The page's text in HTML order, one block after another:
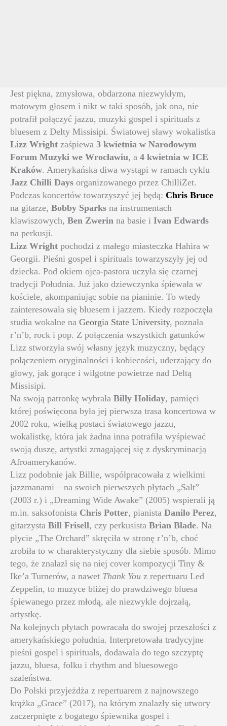
Jest piękna, zmysłowa, obdarzona niezwykłym,
matowym głosem i nikt w taki sposób, jak ona, nie
potrafił połączyć jazzu, muzyki gospel i spirituals z
bluesem z Delty Missisipi. Światowej sławy wokalistka
Lizz Wright zaśpiewa 3 kwietnia w Narodowym
Forum Muzyki we Wrocławiu, a 4 kwietnia w ICE
Kraków. Amerykańska diwa wystąpi w ramach cyklu
Jazz Chilli Days organizowanego przez ChilliZet.
Podczas koncertów towarzyszyć jej będą: Chris Bruce
na gitarze, Bobby Sparks na instrumentach
klawiszowych, Ben Zwerin na basie i Ivan Edwards
na perkusji.
Lizz Wright pochodzi z małego miasteczka Hahira w
Georgii. Pieśni gospel i spirituals towarzyszyły jej od
dziecka. Pod okiem ojca-pastora uczyła się czarnej
tradycji Południa. Już jako dziewczynka śpiewała w
kościele, akompaniując sobie na pianinie. To wtedy
zainteresowała się bluesem i jazzem. Kiedy rozpoczęła
studia wokalne na Georgia State University, poznała
r’n’b, rock i pop. Z połączenia wszystkich gatunków
Lizz stworzyła swój własny język muzyczny, będący
połączeniem oryginalności i kobiecości, uderzający do
głowy, jak gorące i wilgotne powietrze nad Deltą
Missisipi.
Na swoją patronkę wybrała Billy Holiday, pamięci
której poświęcona była jej pierwsza trasa koncertowa w
2002 roku, wielką postaci światowego jazzu,
wokalistkę, która jak żadna inna potrafiła wyśpiewać
swoją duszę, artystki zmagającej się z dyskryminacją
Afroamerykanów.
Lizz podobnie jak Billie, współpracowała z wielkimi
jazzmanami – na swoich pierwszych płytach „Salt”
(2003 r.) i „Dreaming Wide Awake” (2005) wspierali ją
m.in. saksofonista Chris Potter, pianista Danilo Perez,
gitarzysta Bill Frisell, czy perkusista Brian Blade. Na
płycie „The Orchard” skręciła w stronę r’n’b, choć
zrobiła to w charakterystyczny dla siebie sposób. Mimo
tego, że znalazł się na niej cover kompozycji Tiny &
Ike’a Turnerów, a nawet Thank You z repertuaru Led
Zeppelin, to muzyce bliżej do prawdziwego bluesa
śpiewanego przez młodą, ale niezwykle dojrzałą,
artystkę.
Na kolejnych płytach powracała do swojej przeszłości z
amerykańskiego południa. Interpretowała tradycyjne
pieśni gospel i spirituals, dodawała do tego szczyptę
jazzu, bluesa, folku i rhythm and bluesowego
szaleństwa.
Do Polski przyjeżdża z repertuarem z najnowszego
krążka „Grace” (2017), na którym znalazły się utwory
zaczerpnięte z bogatego śpiewnika gospel i